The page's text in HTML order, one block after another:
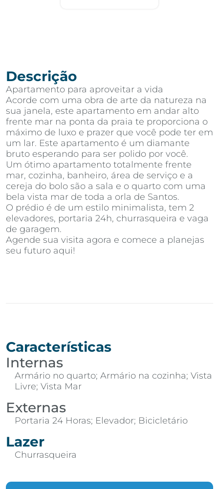
Descrição
Apartamento para aproveitar a vida
Acorde com uma obra de arte da natureza na
sua janela, este apartamento em andar alto
frente mar na ponta da praia te proporciona o
máximo de luxo e prazer que você pode ter em
um lar. Este apartamento é um diamante
bruto esperando para ser polido por você.
Um ótimo apartamento totalmente frente
mar, cozinha, banheiro, área de serviço e a
cereja do bolo são a sala e o quarto com uma
bela vista mar de toda a orla de Santos.
O prédio é de um estilo minimalista, tem 2
elevadores, portaria 24h, churrasqueira e vaga
de garagem.
Agende sua visita agora e comece a planejas
seu futuro aqui!
Características
Internas
Armário no quarto; Armário na cozinha; Vista
Livre; Vista Mar
Externas
Portaria 24 Horas; Elevador; Bicicletário
Lazer
Churrasqueira